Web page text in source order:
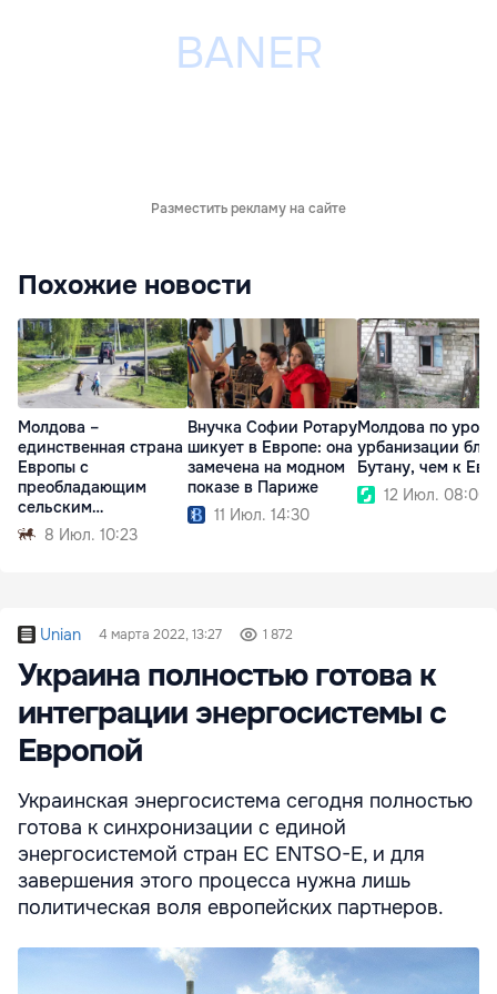
Разместить рекламу на сайте
Похожие новости
Молдова –
единственная страна
Европы с
преобладающим
сельским
населением
8 Июл. 10:23
Внучка Софии Ротару
шикует в Европе: она
замечена на модном
показе в Париже
11 Июл. 14:30
Молдова по
урбанизации
Бутану, чем к
12 Июл. 08:00
Unian 4 марта 2022, 13:27 1 872
Украина полностью готова к
интеграции энергосистемы с
Европой
Украинская энергосистема сегодня полностью
готова к синхронизации с единой
энергосистемой стран ЕС ENTSO-E, и для
завершения этого процесса нужна лишь
политическая воля европейских партнеров.